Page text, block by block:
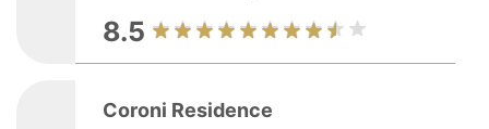
8.5
Coroni Residence